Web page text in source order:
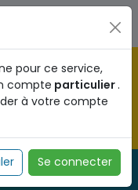
pour le programme
et
Unique (NIU) en
pour ce service,
compte particulier.
à votre compte
Se connecter